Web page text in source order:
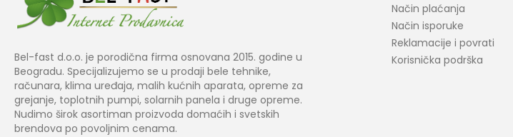
Bel-fast d.o.o. je porodična firma osnovana 2015. godine u
Beogradu. Specijalizujemo se u prodaji bele tehnike,
računara, klima uređaja, malih kućnih aparata, opreme za
grejanje, toplotnih pumpi, solarnih panela i druge opreme.
Nudimo širok asortiman proizvoda domaćih i svetskih
brendova po povoljnim cenama.
Način plaćanja
Način isporuke
Reklamacije i povrati
Korisnička podrška